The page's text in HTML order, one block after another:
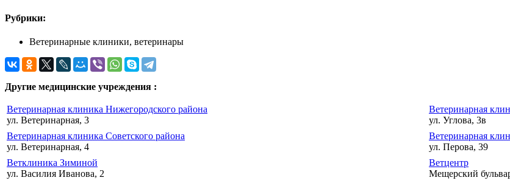
Рубрики:
Ветеринарные клиники, ветеринары
Другие медицинские учреждения :
Ветеринарная клиника Нижегородского района
ул. Ветеринарная, 3
Ветеринарная
ул. Углова, 3в
Ветеринарная клиника Советского района
ул. Ветеринарная, 4
Ветеринарная
ул. Перова, 39
Ветклиника Зиминой
ул. Василия Иванова, 2
Ветцентр
Мещерский